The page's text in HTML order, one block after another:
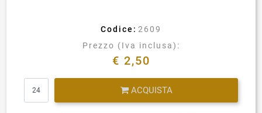
Codice: 2609
Prezzo (Iva inclusa):
€ 2,50
ACQUISTA